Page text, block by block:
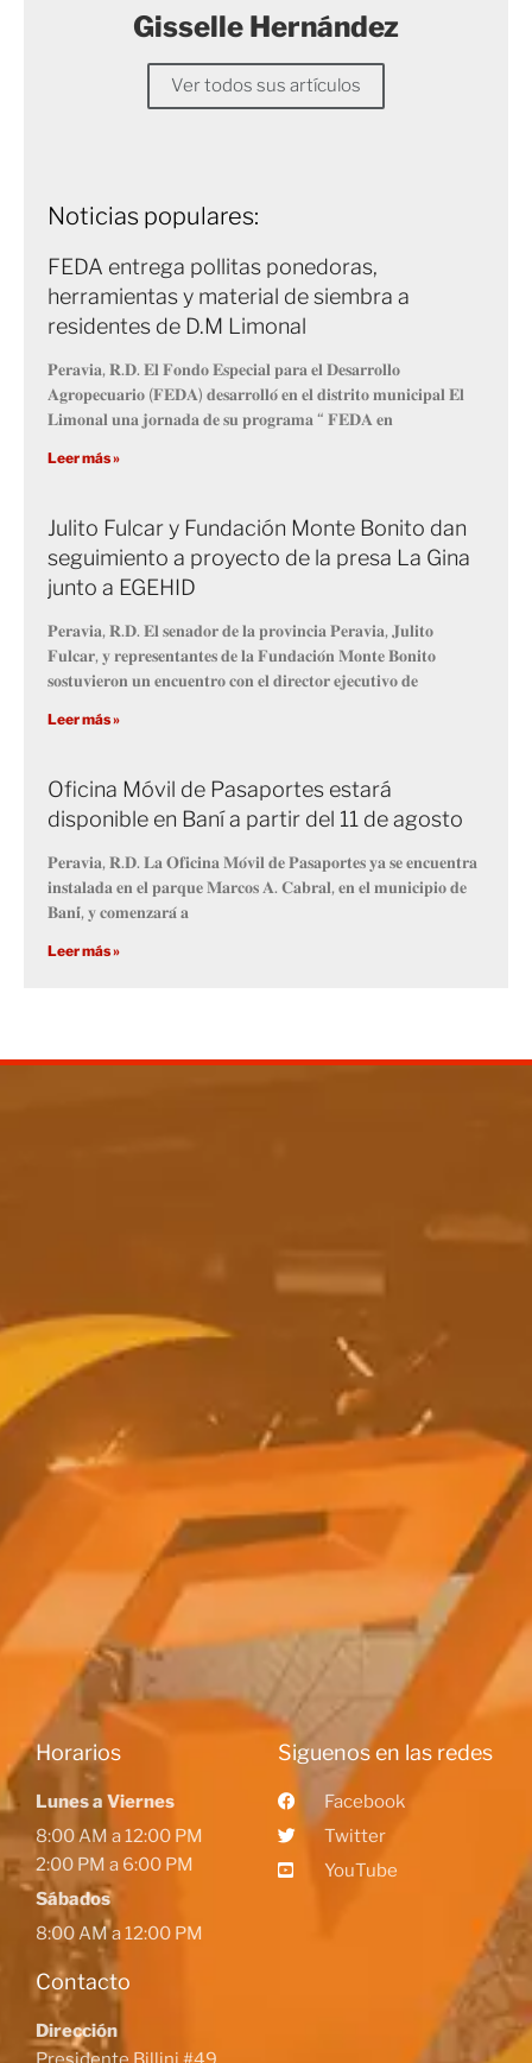
Gisselle Hernández
Ver todos sus artículos
Noticias populares:
FEDA entrega pollitas ponedoras,
herramientas y material de siembra a
residentes de D.M Limonal
𝐏𝐞𝐫𝐚𝐯𝐢𝐚, 𝐑.𝐃. 𝐄𝐥 𝐅𝐨𝐧𝐝𝐨 𝐄𝐬𝐩𝐞𝐜𝐢𝐚𝐥 𝐩𝐚𝐫𝐚 𝐞𝐥 𝐃𝐞𝐬𝐚𝐫𝐫𝐨𝐥𝐥𝐨
𝐀𝐠𝐫𝐨𝐩𝐞𝐜𝐮𝐚𝐫𝐢𝐨 (𝐅𝐄𝐃𝐀) 𝐝𝐞𝐬𝐚𝐫𝐫𝐨𝐥𝐥𝐨́ 𝐞𝐧 𝐞𝐥 𝐝𝐢𝐬𝐭𝐫𝐢𝐭𝐨 𝐦𝐮𝐧𝐢𝐜𝐢𝐩𝐚𝐥 𝐄𝐥
𝐋𝐢𝐦𝐨𝐧𝐚𝐥 𝐮𝐧𝐚 𝐣𝐨𝐫𝐧𝐚𝐝𝐚 𝐝𝐞 𝐬𝐮 𝐩𝐫𝐨𝐠𝐫𝐚𝐦𝐚 “ 𝐅𝐄𝐃𝐀 𝐞𝐧
Leer más »
Julito Fulcar y Fundación Monte Bonito dan
seguimiento a proyecto de la presa La Gina
junto a EGEHID
𝐏𝐞𝐫𝐚𝐯𝐢𝐚, 𝐑.𝐃. 𝐄𝐥 𝐬𝐞𝐧𝐚𝐝𝐨𝐫 𝐝𝐞 𝐥𝐚 𝐩𝐫𝐨𝐯𝐢𝐧𝐜𝐢𝐚 𝐏𝐞𝐫𝐚𝐯𝐢𝐚, 𝐉𝐮𝐥𝐢𝐭𝐨
𝐅𝐮𝐥𝐜𝐚𝐫, 𝐲 𝐫𝐞𝐩𝐫𝐞𝐬𝐞𝐧𝐭𝐚𝐧𝐭𝐞𝐬 𝐝𝐞 𝐥𝐚 𝐅𝐮𝐧𝐝𝐚𝐜𝐢𝐨́𝐧 𝐌𝐨𝐧𝐭𝐞 𝐁𝐨𝐧𝐢𝐭𝐨
𝐬𝐨𝐬𝐭𝐮𝐯𝐢𝐞𝐫𝐨𝐧 𝐮𝐧 𝐞𝐧𝐜𝐮𝐞𝐧𝐭𝐫𝐨 𝐜𝐨𝐧 𝐞𝐥 𝐝𝐢𝐫𝐞𝐜𝐭𝐨𝐫 𝐞𝐣𝐞𝐜𝐮𝐭𝐢𝐯𝐨 𝐝𝐞
Leer más »
Oficina Móvil de Pasaportes estará
disponible en Baní a partir del 11 de agosto
𝐏𝐞𝐫𝐚𝐯𝐢𝐚, 𝐑.𝐃. 𝐋𝐚 𝐎𝐟𝐢𝐜𝐢𝐧𝐚 𝐌𝐨́𝐯𝐢𝐥 𝐝𝐞 𝐏𝐚𝐬𝐚𝐩𝐨𝐫𝐭𝐞𝐬 𝐲𝐚 𝐬𝐞 𝐞𝐧𝐜𝐮𝐞𝐧𝐭𝐫𝐚
𝐢𝐧𝐬𝐭𝐚𝐥𝐚𝐝𝐚 𝐞𝐧 𝐞𝐥 𝐩𝐚𝐫𝐪𝐮𝐞 𝐌𝐚𝐫𝐜𝐨𝐬 𝐀. 𝐂𝐚𝐛𝐫𝐚𝐥, 𝐞𝐧 𝐞𝐥 𝐦𝐮𝐧𝐢𝐜𝐢𝐩𝐢𝐨 𝐝𝐞
𝐁𝐚𝐧𝐢́, 𝐲 𝐜𝐨𝐦𝐞𝐧𝐳𝐚𝐫𝐚́ 𝐚
Leer más »
Horarios
Lunes a Viernes
8:00 AM a 12:00 PM
2:00 PM a 6:00 PM
Sábados
8:00 AM a 12:00 PM
Contacto
Dirección
Siguenos en las redes
Facebook
Twitter
YouTube